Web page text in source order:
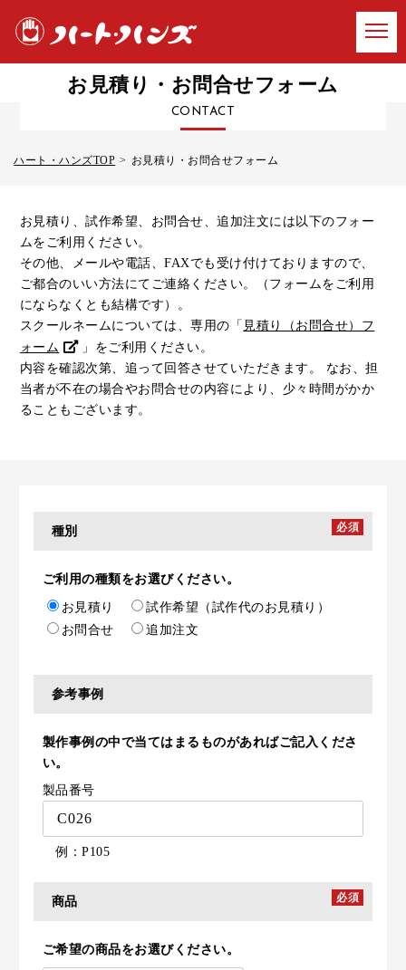
お見積り・お問合せフォーム
CONTACT
ハート・ハンズTOP お見積り・お問合せフォーム
お見積り、試作希望、お問合せ、追加注文には以下のフォー
ムをご利用ください。
その他、メールや電話、FAXでも受け付けておりますので、
ご都合のいい方法にてご連絡ください。（フォームをご利用
にならなくとも結構です）。
スクールネームについては、専用の「 見積り（お問合せ）フ
ォーム
」をご利用ください。
内容を確認次第、追って回答させていただきます。 なお、担
当者が不在の場合やお問合せの内容により、少々時間がかか
ることもございます。
種別 必須
ご利用の種類をお選びください。
お見積り
試作希望（試作代のお見積り）
お問合せ
追加注文
参考事例
製作事例の中で当てはまるものがあればご記入くださ
い。
製品番号
例：P105
商品 必須
ご希望の商品をお選びください。